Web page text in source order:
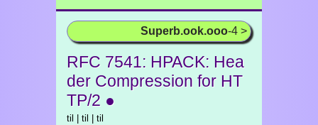
Superb.ook.ooo-4 >
RFC 7541: HPACK: Hea
der Compression for HT
TP/2 ●
til | til | til